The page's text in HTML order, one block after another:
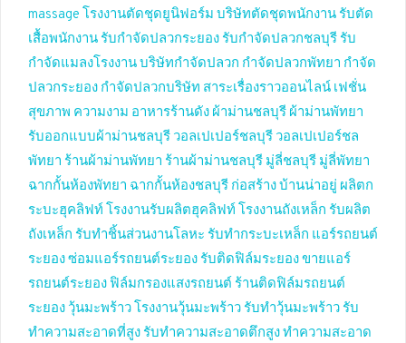
massage โรงงานตัดชุดยูนิฟอร์ม บริษัทตัดชุดพนักงาน รับตัด
เสื้อพนักงาน รับกำจัดปลวกระยอง รับกำจัดปลวกชลบุรี รับ
กำจัดแมลงโรงงานบริษัทกำจัดปลวก กำจัดปลวกพัทยา กำจัด
ปลวกระยอง กำจัดปลวกบริษัท สาระเรื่องราวออนไลน์ เฟชั่น
สุขภาพ ความงาม อาหารร้านดัง ผ้าม่านชลบุรี ผ้าม่านพัทยา
รับออกแบบผ้าม่านชลบุรี วอลเปเปอร์ชลบุรี วอลเปเปอร์ชล
พัทยา ร้านผ้าม่านพัทยา ร้านผ้าม่านชลบุรี มู่ลี่ชลบุรี มู่ลี่พัทยา
ฉากกั้นห้องพัทยา ฉากกั้นห้องชลบุรี ก่อสร้าง บ้านน่าอยู่ ผลิตก
ระบะฮุคลิฟท์ โรงงานรับผลิตฮุคลิฟท์ โรงงานถังเหล็ก รับผลิต
ถังเหล็ก รับทำชิ้นส่วนงานโลหะ รับทำกระบะเหล็ก แอร์รถยนต์
ระยองซ่อมแอร์รถยนต์ระยอง รับติดฟิล์มระยองขายแอร์
รถยนต์ระยอง ฟิล์มกรองแสงรถยนต์ ร้านติดฟิล์มรถยนต์
ระยอง วุ้นมะพร้าว โรงงานวุ้นมะพร้าว รับทำวุ้นมะพร้าว รับ
ทำความสะอาดที่สูง รับทำความสะอาดตึกสูงทำความสะอาด